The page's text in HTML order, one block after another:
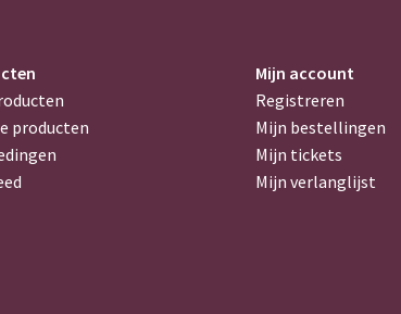
producten
Mijn account
Registreren
Mijn bestellingen
Mijn tickets
Mijn verlanglijst